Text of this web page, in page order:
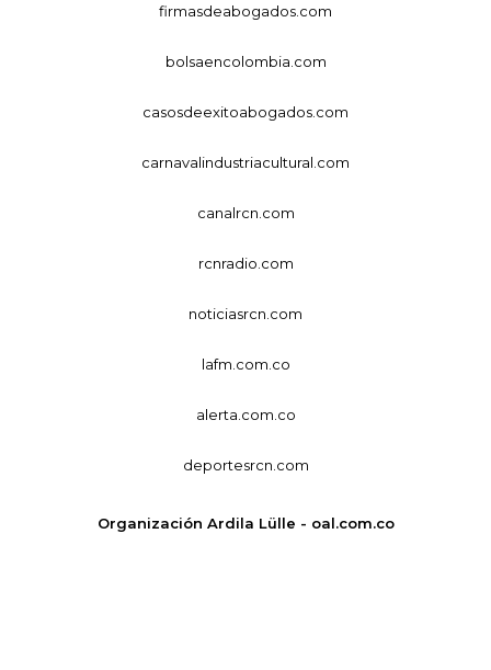
firmasdeabogados.com
bolsaencolombia.com
casosdeexitoabogados.com
carnavalindustriacultural.com
canalrcn.com
rcnradio.com
noticiasrcn.com
lafm.com.co
alerta.com.co
deportesrcn.com
Organización Ardila Lülle - oal.com.co